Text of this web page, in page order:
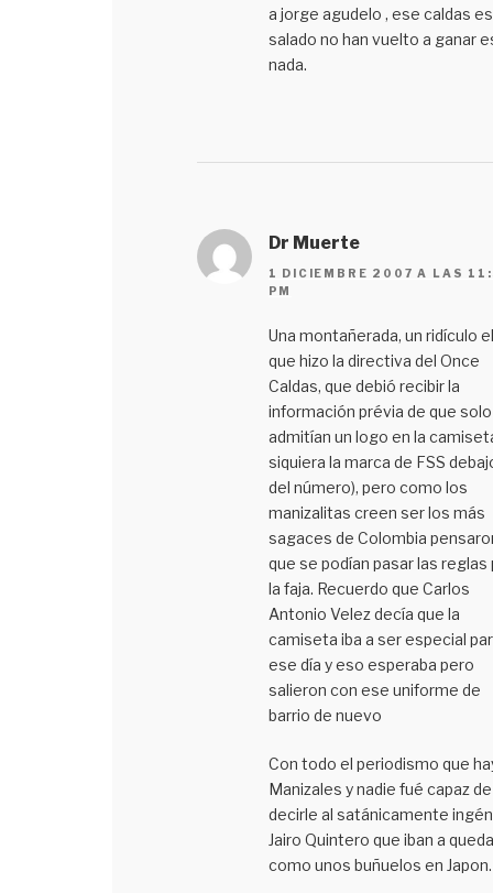
a jorge agudelo , ese caldas
salado no han vuelto a ganar
nada.
Dr Muerte
1 DICIEMBRE 2007 A LAS
PM
Una montañerada, un ridículo el
que hizo la directiva del Once
Caldas, que debió recibir la
información prévia de que solo
admitían un logo en la
siquiera la marca de FSS
del número), pero como los
manizalitas creen ser los más
sagaces de Colombia
que se podían pasar las reglas
la faja. Recuerdo que Carlos
Antonio Velez decía que la
camiseta iba a ser especial
ese día y eso esperaba pero
salieron con ese uniforme de
barrio de nuevo
Con todo el periodismo que
Manizales y nadie fué capaz de
decirle al satánicamente
Jairo Quintero que iban a
como unos buñuelos en Japon.